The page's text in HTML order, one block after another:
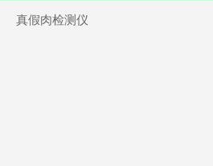
真假肉检测仪